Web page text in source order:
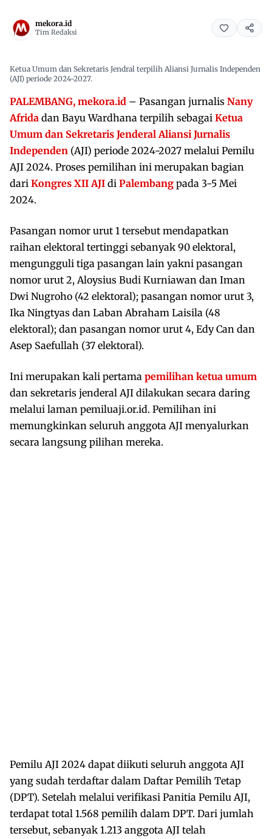
mekora.id
Tim Redaksi
Ketua Umum dan Sekretaris Jendral terpilih Aliansi Jurnalis Independen
(AJI) periode 2024-2027.
PALEMBANG, mekora.id – Pasangan jurnalis Nany
Afrida dan Bayu Wardhana terpilih sebagai Ketua
Umum dan Sekretaris Jenderal Aliansi Jurnalis
Independen (AJI) periode 2024-2027 melalui Pemilu
AJI 2024. Proses pemilihan ini merupakan bagian
dari Kongres XII AJI di Palembang pada 3-5 Mei
2024.
Pasangan nomor urut 1 tersebut mendapatkan
raihan elektoral tertinggi sebanyak 90 elektoral,
mengungguli tiga pasangan lain yakni pasangan
nomor urut 2, Aloysius Budi Kurniawan dan Iman
Dwi Nugroho (42 elektoral); pasangan nomor urut 3,
Ika Ningtyas dan Laban Abraham Laisila (48
elektoral); dan pasangan nomor urut 4, Edy Can dan
Asep Saefullah (37 elektoral).
Ini merupakan kali pertama pemilihan ketua umum
dan sekretaris jenderal AJI dilakukan secara daring
melalui laman pemiluaji.or.id. Pemilihan ini
memungkinkan seluruh anggota AJI menyalurkan
secara langsung pilihan mereka.
Pemilu AJI 2024 dapat diikuti seluruh anggota AJI
yang sudah terdaftar dalam Daftar Pemilih Tetap
(DPT). Setelah melalui verifikasi Panitia Pemilu AJI,
terdapat total 1.568 pemilih dalam DPT. Dari jumlah
tersebut, sebanyak 1.213 anggota AJI telah